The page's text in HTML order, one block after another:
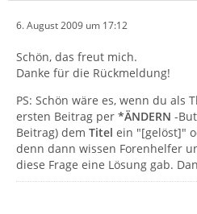
6. August 2009 um 17:12
Schön, das freut mich.
Danke für die Rückmeldung!
PS: Schön wäre es, wenn du als
ersten Beitrag per *ÄNDERN -
Beitrag) dem Titel ein "[gelöst]"
denn dann wissen Forenhelfer
diese Frage eine Lösung gab.